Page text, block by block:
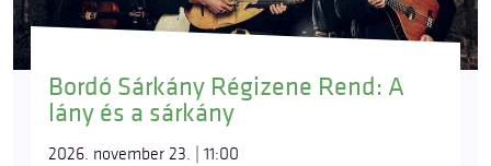
Bordó Sárkány Régizene Rend: A
lány és a sárkány
2026. november 23. | 11:00